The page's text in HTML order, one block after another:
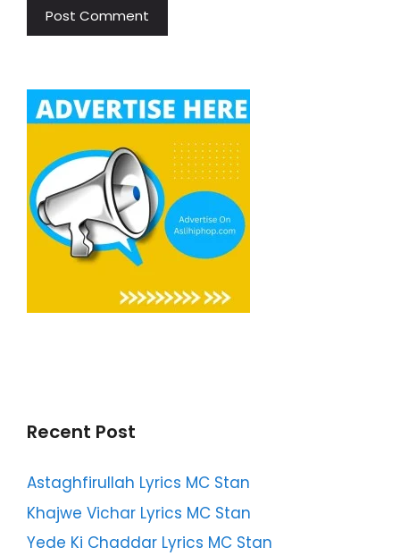
Recent Post
Astaghfirullah Lyrics MC Stan
Khajwe Vichar Lyrics MC Stan
Yede Ki Chaddar Lyrics MC Stan